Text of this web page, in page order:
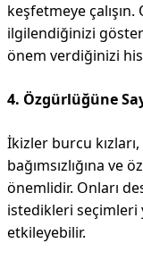
keşfetmeye
ilgilendiğinizi
önem verdiğinizi
4. Özgürlüğüne
İkizler burcu
bağımsızlığına ve
önemlidir. Onları
istedikleri seçimleri
etkileyebilir.